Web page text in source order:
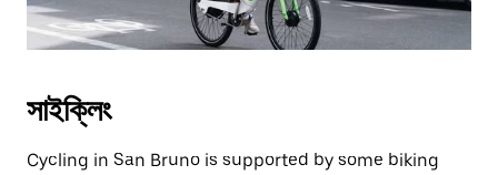
সাইক্লিং
Cycling in San Bruno is supported by some biking